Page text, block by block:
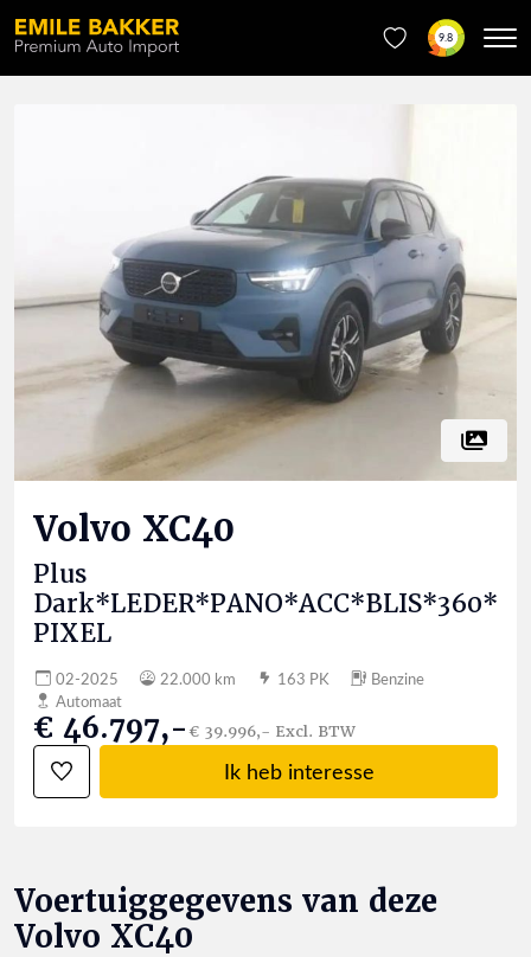
9.8
Volvo XC40
Plus
Dark*LEDER*PANO*ACC*BLIS*360*
PIXEL
02-2025 22.000 km 163 PK
Benzine
Automaat
€ 46.797,-€ 39.996,- Excl. BTW
Ik heb interesse
Voertuiggegevens van deze
Volvo XC40